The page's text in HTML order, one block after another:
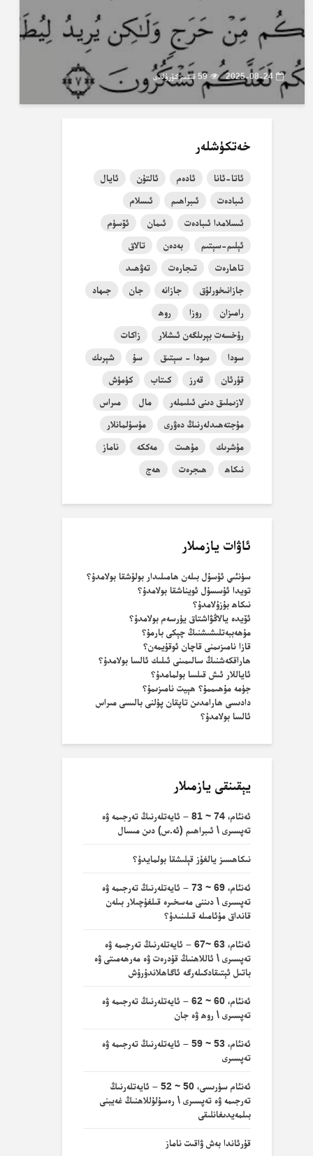
2025-08-24 59 قېتىم كۆرۈلدى
خەتكۈشلەر
ئاتا-ئانا ئادەم ئالتۇن
ئايال
ئىبادەت
ئىبراھىم
ئىسلام
ئىسلامدا ئىبادەت
ئىمان
ئۆسۈم
ئېلىم-سېتىم
بەدەن
تالاق
تاھارەت
تىجارەت
تەۋھىد
جازانىخورلۇق
جازانە جان
جىھاد
رامىزان
روزا
روھ
رۇخسەت بېرىلگەن ئىشلار
زاكات
سودا
سودا - سېتىق سۇ
شېرىك
قۇرئان
قەرز كىتاب
كۈمۈش
لازىملىق دىنى ئىلىملەر
مال
مىراس
مۇجتەھىدلەرنىڭ دەۋرى
مۇسۇلمانلار
مۇشرىك
مۇھىت مەككە
ناماز
نىكاھ
ھىجرەت ھەج
ئاۋات يازمىلار
سۈنئىي ئۇسۇل بىلەن ھامىلىدار بولۇشقا بولامدۇ؟
تويدا ئۇسسۇل ئويناشقا بولامدۇ؟
نىكاھ بۇزۇلامدۇ؟
ئۆيدە يالاڭۋاشتاق يۈرسەم بولامدۇ؟
مۇھەببەتلىشىشنىڭ چېكى بارمۇ؟
قازا نامىزىمنى قاچان ئوقۇيمەن؟
ھاراقكەشنىڭ سالىمىنى ئىلىك ئالسا بولامدۇ؟
ئاياللار ئىش قىلسا بولمامدۇ؟
جۈمە مۇھىممۇ؟ ھېيت نامىزىمۇ؟
دادىسى ھارامدىن تاپقان پۇلنى بالىسى مىراس
ئالسا بولامدۇ؟
يېقىنقى يازمىلار
ئەنئام، 74 ~ 81 – ئايەتلەرنىڭ تەرجىمە ۋە
تەپسىرى \ ئىبراھىم (ئە.س) دىن مىسال
نىكاھسىز يالغۇز قېلىشقا بولمايدۇ؟
ئەنئام، 69 ~ 73 – ئايەتلەرنىڭ تەرجىمە ۋە
تەپسىرى \ دىننى مەسخىرە قىلغۇچىلار بىلەن
قانداق مۇئامىلە قىلىنىدۇ؟
ئەنئام، 63 ~67 – ئايەتلەرنىڭ تەرجىمە ۋە
تەپسىرى \ ئاللاھنىڭ قۇدرەت ۋە مەرھەمىتى ۋە
باتىل ئېتىقادكىلەرگە ئاگاھلاندۇرۇش
ئەنئام، 60 ~ 62 – ئايەتلەرنىڭ تەرجىمە ۋە
تەپسىرى \ روھ ۋە جان
ئەنئام، 53 ~ 59 – ئايەتلەرنىڭ تەرجىمە ۋە
تەپسىرى
ئەنئام سۈرىسى، 50 ~ 52 – ئايەتلەرنىڭ
تەرجىمە ۋە تەپسىرى \ رەسۇلۇللاھنىڭ غەيبنى
بىلمەيدىغانلىقى
قۇرئاندا بەش ۋاقىت ناماز